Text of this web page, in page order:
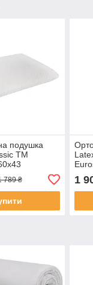
подушка
TM
789 ₴ 1